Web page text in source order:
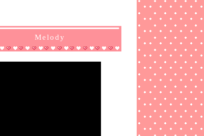
Melody